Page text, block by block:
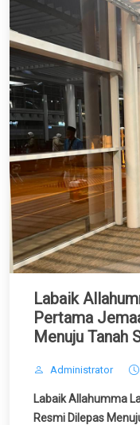
Labaik
Pertama
Menuju Tanah
Administrator
Labaik Allahumma
Resmi Dilepas